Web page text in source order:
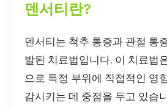
덴서티란?
덴서티는 척추 통증과 관절 통
발된 치료법입니다. 이 치료법
으로 특정 부위에 직접적인 영
감시키는 데 중점을 두고 있습